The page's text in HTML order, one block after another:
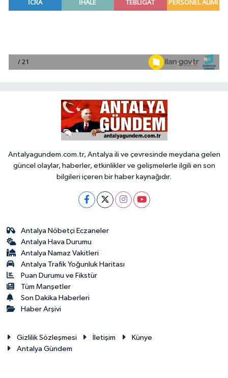
Antalyagundem.com.tr, Antalya ili ve çevresinde meydana gelen
güncel olaylar, haberler, etkinlikler ve gelişmelerle ilgili en son
bilgileri içeren bir haber kaynağıdır.
Antalya Nöbetçi Eczaneler
Antalya Hava Durumu
Antalya Namaz Vakitleri
Antalya Trafik Yoğunluk Haritası
Puan Durumu ve Fikstür
Tüm Manşetler
Son Dakika Haberleri
Haber Arşivi
Gizlilik Sözleşmesi İletişim
Künye
Antalya Gündem